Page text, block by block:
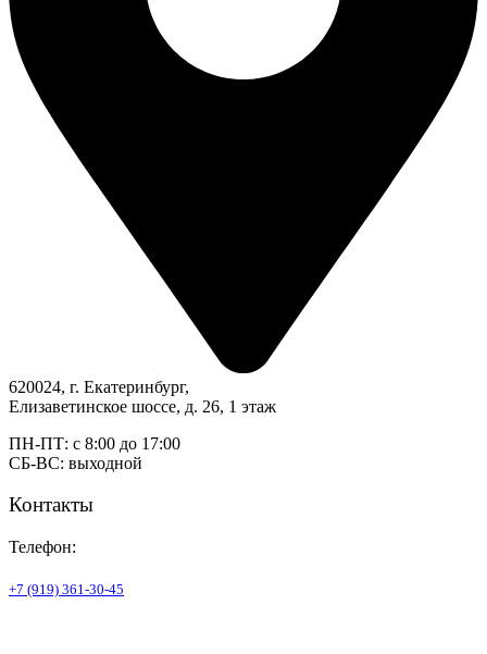
620024, г. Екатеринбург,
Елизаветинское шоссе, д. 26, 1 этаж
ПН-ПТ: с 8:00 до 17:00
СБ-ВС: выходной
Контакты
Телефон:
+7 (919) 361-30-45